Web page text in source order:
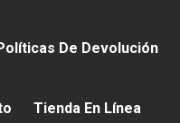
De Devolución
Tienda En Línea